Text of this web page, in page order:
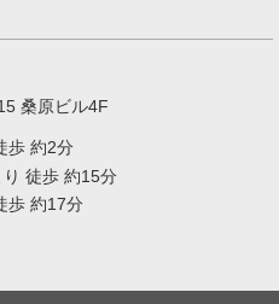
桑原ビル4F
歩 約2分
徒歩 約15分
歩 約17分